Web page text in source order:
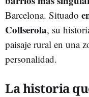
Barcelona. Situado
Collserola, su
paisaje rural en una
personalidad.
La historia